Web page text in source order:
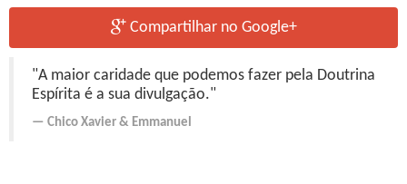
Compartilhar no Google+
"A maior caridade que podemos fazer pela Doutrina
Espírita é a sua divulgação."
Chico Xavier & Emmanuel